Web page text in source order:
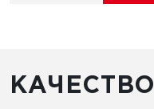
КАЧЕСТВО